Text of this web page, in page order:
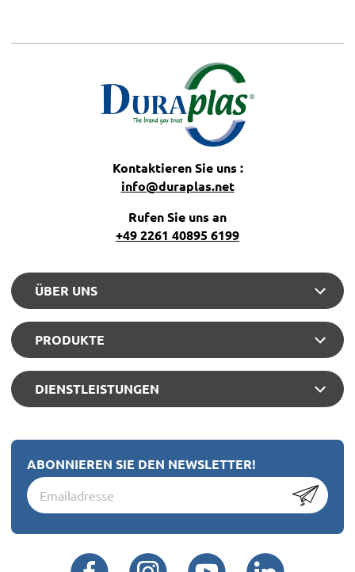
Kontaktieren Sie uns :
info@duraplas.net
Rufen Sie uns an
+49 2261 40895 6199
ÜBER UNS
PRODUKTE
DIENSTLEISTUNGEN
ABONNIEREN SIE DEN NEWSLETTER!